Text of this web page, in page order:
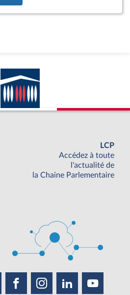
LCP
Accédez à toute
l'actualité de
la Chaine Parlementaire